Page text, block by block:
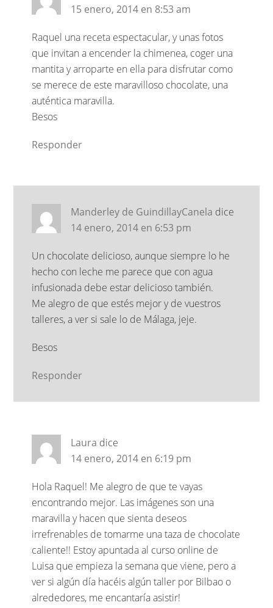
15 enero, 2014 en 8:53 am
Raquel una receta espectacular, y unas fotos
que invitan a encender la chimenea, coger una
mantita y arroparte en ella para disfrutar como
se merece de este maravilloso chocolate, una
auténtica maravilla.
Besos
Responder
Manderley de GuindillayCanela dice
14 enero, 2014 en 6:53 pm
Un chocolate delicioso, aunque siempre lo he
hecho con leche me parece que con agua
infusionada debe estar delicioso también.
Me alegro de que estés mejor y de vuestros
talleres, a ver si sale lo de Málaga, jeje.
Besos
Responder
Laura dice
14 enero, 2014 en 6:19 pm
Hola Raquel! Me alegro de que te vayas
encontrando mejor. Las imágenes son una
maravilla y hacen que sienta deseos
irrefrenables de tomarme una taza de chocolate
caliente!! Estoy apuntada al curso online de
Luisa que empieza la semana que viene, pero a
ver si algún día hacéis algún taller por Bilbao o
alrededores, me encantaría asistir!